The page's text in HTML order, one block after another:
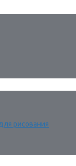
рисования